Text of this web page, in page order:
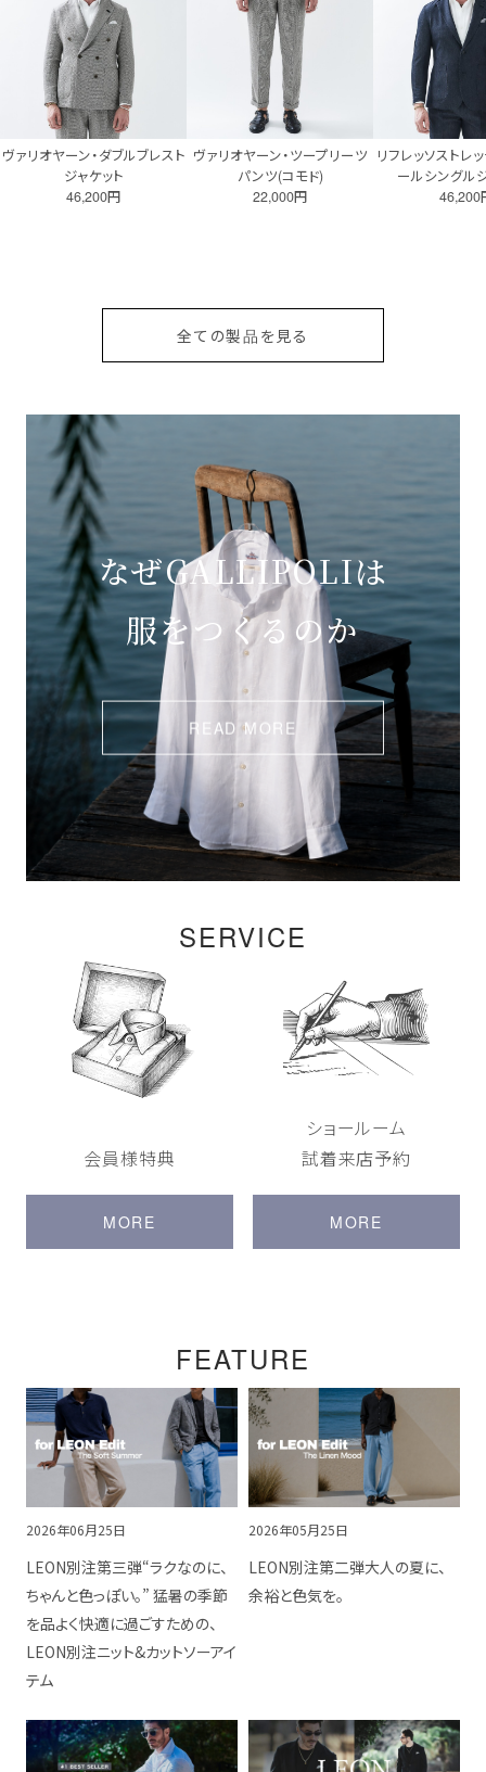
ヴァリオヤーン・ダブルブレスト
ジャケット
46,200円
ヴァリオヤーン・ツープリーツ
パンツ(コモド)
22,000円
リフレッソストレ
ールシングル
46,200
全ての製品を見る
なぜGALLIPOLIは
服をつくるのか
READ MORE
SERVICE
会員様特典
MORE
ショールーム
試着来店予約
MORE
FEATURE
2026年06月25日
LEON別注第三弾“ラクなのに、
ちゃんと色っぽい。” 猛暑の季節
を品よく快適に過ごすための、
LEON別注ニット&カットソーアイ
テム
2026年05月25日
LEON別注第二弾大人の夏に、
余裕と色気を。